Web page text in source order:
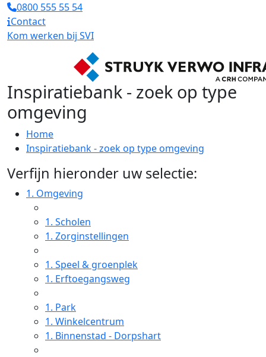
0800 555 55 54
Contact
Kom werken bij SVI
Inspiratiebank - zoek op type
omgeving
Home
Inspiratiebank - zoek op type omgeving
Verfijn hieronder uw selectie:
1. Omgeving
1. Scholen
1. Zorginstellingen
1. Speel & groenplek
1. Erftoegangsweg
1. Park
1. Winkelcentrum
1. Binnenstad - Dorpshart